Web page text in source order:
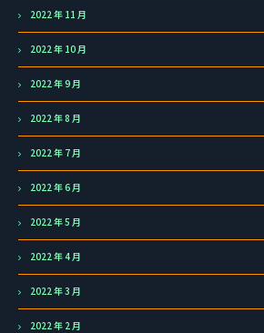
2022 年 11 月
2022 年 10 月
2022 年 9 月
2022 年 8 月
2022 年 7 月
2022 年 6 月
2022 年 5 月
2022 年 4 月
2022 年 3 月
2022 年 2 月